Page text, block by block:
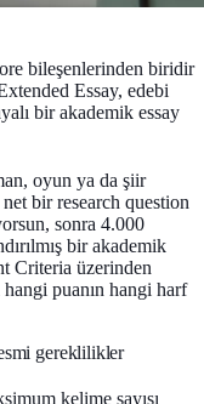
bileşenlerinden biridir
Essay, edebi
bir akademik essay
oyun ya da şiir
bir research question
sonra 4.000
bir akademik
Criteria üzerinden
puanın hangi harf
gereklilikler
kelime sayısı